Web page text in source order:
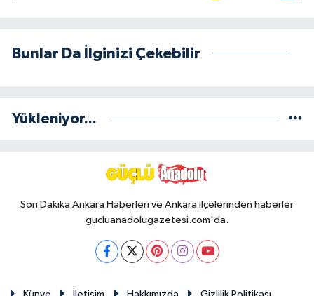
Bunlar Da İlginizi Çekebilir
Yükleniyor...
Son Dakika Ankara Haberleri ve Ankara ilçelerinden haberler
gucluanadolugazetesi.com'da.